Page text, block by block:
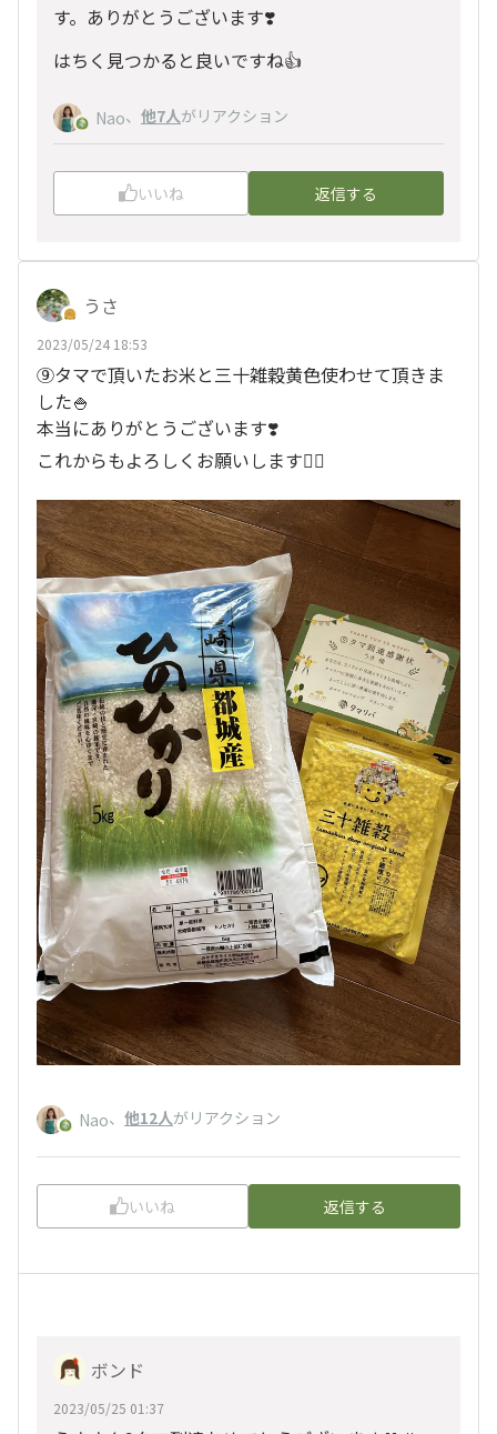
す。ありがとうございます❣️
はちく見つかると良いですね👍
Nao、 他7人がリアクション
いいね 返信する
うさ
2023/05/24 18:53
⑨タマで頂いたお米と三十雑穀黄色使わせて頂きま
した🍚
本当にありがとうございます❣️
これからもよろしくお願いします🙇‍♀️
Nao、 他12人がリアクション
いいね 返信する
ボンド
2023/05/25 01:37